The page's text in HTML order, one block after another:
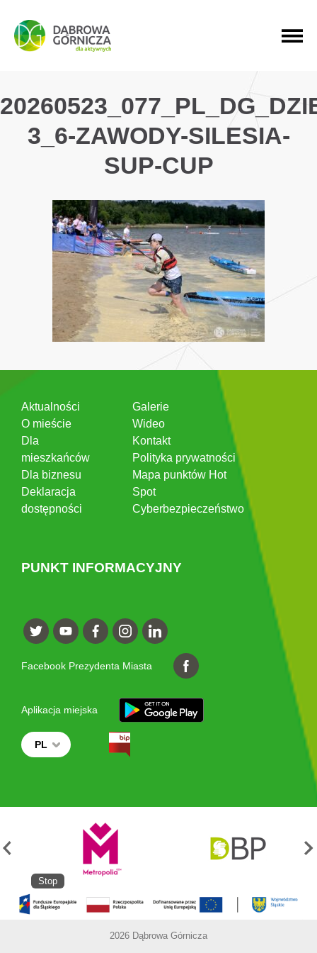
PRZEJDŹ DO MENU GŁÓWNEGO
PRZEJDŹ DO WYSZUKIWARKI
PRZEJDŹ DO TREŚCI
3_6-ZAWODY-SILESIA-
SUP-CUP
Aktualności
O mieście
Dla
mieszkańców
Dla biznesu
Deklaracja
dostępności
Galerie
Wideo
Kontakt
Polityka prywatności
Mapa punktów Hot
Spot
Cyberbezpieczeństwo
PUNKT INFORMACYJNY
Facebook Prezydenta Miasta
Aplikacja miejska
PL
Stop
2026 Dąbrowa Górnicza